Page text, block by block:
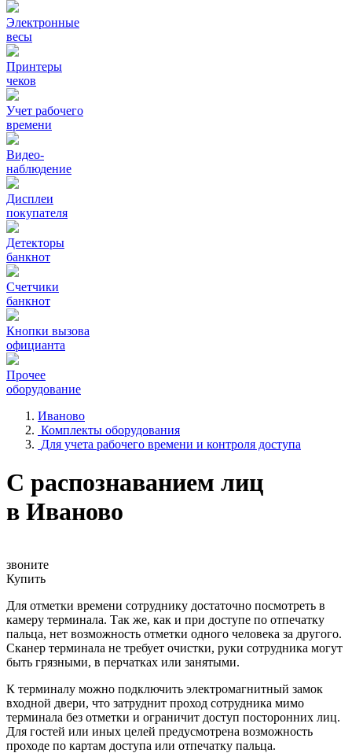
Электронные
весы
Принтеры
чеков
Учет рабочего
времени
Видео‑
наблюдение
Дисплеи
покупателя
Детекторы
банкнот
Счетчики
банкнот
Кнопки вызова
официанта
Прочее
оборудование
Иваново
Комплекты оборудования
Для учета рабочего времени и контроля доступа
С распознаванием лиц
в Иваново
звоните
Купить
Для отметки времени сотруднику достаточно посмотреть в
камеру терминала. Так же, как и при доступе по отпечатку
пальца, нет возможность отметки одного человека за другого.
Сканер терминала не требует очистки, руки сотрудника могут
быть грязными, в перчатках или занятыми.
К терминалу можно подключить электромагнитный замок
входной двери, что затруднит проход сотрудника мимо
терминала без отметки и ограничит доступ посторонних лиц.
Для гостей или иных целей предусмотрена возможность
проходе по картам доступа или отпечатку пальца.